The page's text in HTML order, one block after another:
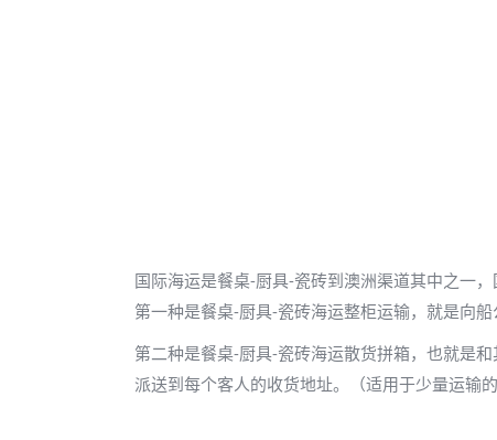
国际海运是餐桌-厨具-瓷砖到澳洲渠道其中之一，
第一种是餐桌-厨具-瓷砖海运整柜运输，就是向
第二种是餐桌-厨具-瓷砖海运散货拼箱，也就是
派送到每个客人的收货地址。（适用于少量运输的